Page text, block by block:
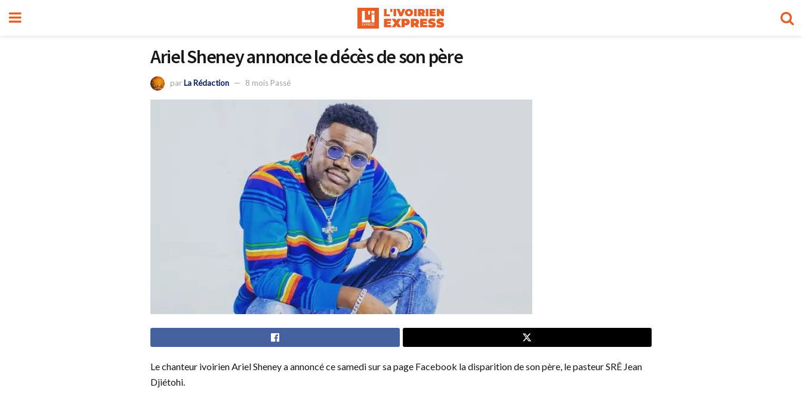
Ariel Sheney annonce le décès de son père
parLa Rédaction 8 mois Passé
Le chanteur ivoirien Ariel Sheney a annoncé ce samedi sur sa page Facebook la disparition de son père, le pasteur SRÊ Jean
Djiétohi.